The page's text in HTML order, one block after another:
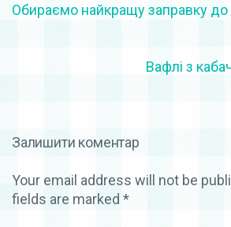
Обираємо найкращу заправку до
Вафлі з
Залишити коментар
Your email address will not be
fields are marked *